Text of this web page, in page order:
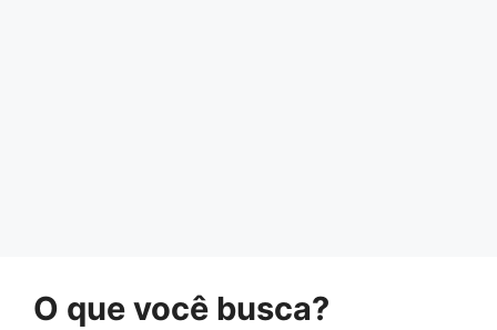
O que você busca?